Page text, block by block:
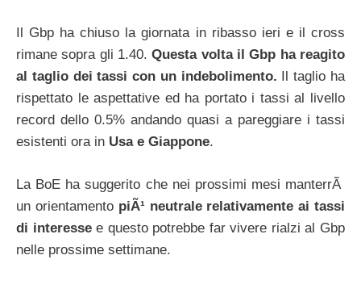
Il Gbp ha chiuso la giornata in ribasso ieri e il cross
rimane sopra gli 1.40.Questa volta il Gbp ha reagito
al taglio dei tassi con un indebolimento. Il taglio ha
rispettato le aspettative ed ha portato i tassi al livello
record dello 0.5% andando quasi a pareggiare i tassi
esistenti ora in Usa e Giappone.
La BoE ha suggerito che nei prossimi mesi manterrÃ
un orientamento piÃ¹ neutrale relativamente ai tassi
di interessee questo potrebbe far vivere rialzi al Gbp
nelle prossime settimane.